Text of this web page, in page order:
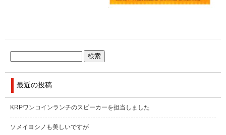
最近の投稿
KRPワンコインランチのスピーカーを担当しました
ソメイヨシノも美しいですが